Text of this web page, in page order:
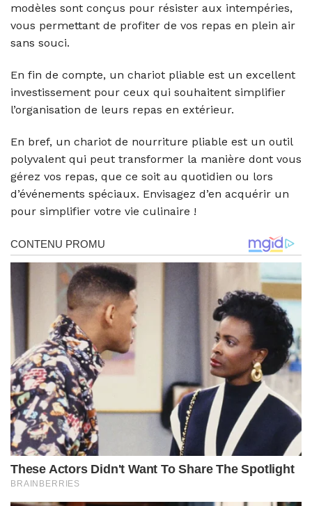
modèles sont conçus pour résister aux intempéries,
vous permettant de profiter de vos repas en plein air
sans souci.
En fin de compte, un chariot pliable est un excellent
investissement pour ceux qui souhaitent simplifier
l’organisation de leurs repas en extérieur.
En bref, un chariot de nourriture pliable est un outil
polyvalent qui peut transformer la manière dont vous
gérez vos repas, que ce soit au quotidien ou lors
d’événements spéciaux. Envisagez d’en acquérir un
pour simplifier votre vie culinaire !